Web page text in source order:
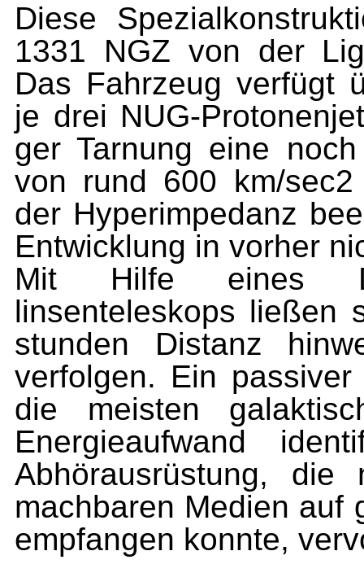
Diese
1331 NGZ von der
Das Fahrzeug verfügt
je drei NUG-
ger Tarnung eine
von rund 600 km/
der Hyper­impedanz
Entwicklung in vorher
Mit Hilfe eines
linsenteleskops ließen
stunden Distanz
verfolgen. Ein
die meisten
Energieaufwand
Abhörausrüstung, die
machbaren Medien auf
empfangen konnte,